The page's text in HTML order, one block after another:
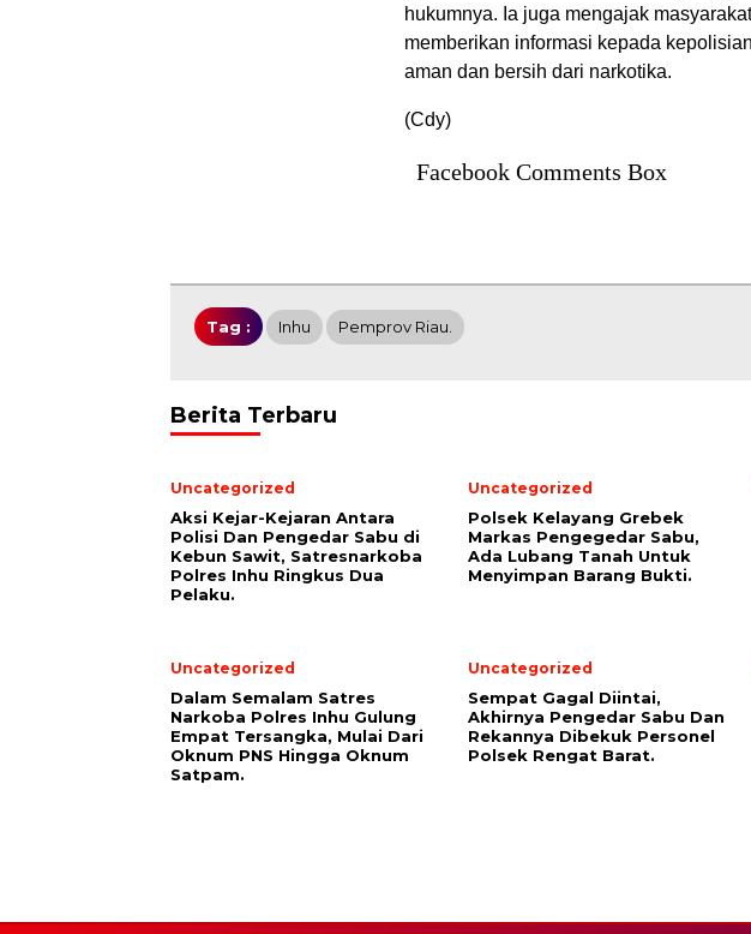
hukumnya. Ia juga mengajak
memberikan informasi kepada
aman dan bersih dari narkotika.
(Cdy)
Facebook Comments Box
Tag : Inhu Pemprov Riau.
Berita Terbaru
Uncategorized
Aksi Kejar-Kejaran Antara
Polisi Dan Pengedar Sabu di
Kebun Sawit, Satresnarkoba
Polres Inhu Ringkus Dua
Pelaku.
Uncategorized
Polsek Kelayang Grebek
Markas Pengegedar Sabu,
Ada Lubang Tanah Untuk
Menyimpan Barang Bukti.
Uncategorized
Dalam Semalam Satres
Narkoba Polres Inhu Gulung
Empat Tersangka, Mulai Dari
Oknum PNS Hingga Oknum
Satpam.
Uncategorized
Sempat Gagal Diintai,
Akhirnya Pengedar Sabu Dan
Rekannya Dibekuk Personel
Polsek Rengat Barat.